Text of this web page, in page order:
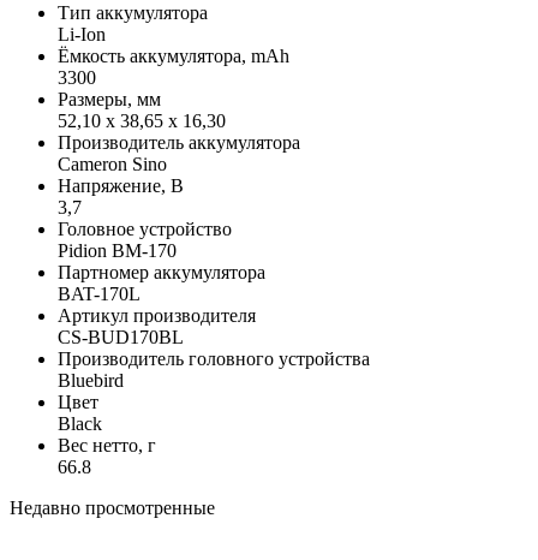
Тип аккумулятора
Li-Ion
Ёмкость аккумулятора, mAh
3300
Размеры, мм
52,10 x 38,65 x 16,30
Производитель аккумулятора
Cameron Sino
Напряжение, В
3,7
Головное устройство
Pidion BM-170
Партномер аккумулятора
BAT-170L
Артикул производителя
CS-BUD170BL
Производитель головного устройства
Bluebird
Цвет
Black
Вес нетто, г
66.8
Недавно просмотренные